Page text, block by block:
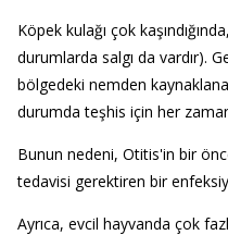
Köpek kulağı çok
durumlarda salgı da vardır).
bölgedeki nemden
durumda teşhis için her
Bunun nedeni, Otitis'in bir
tedavisi gerektiren bir
Ayrıca, evcil hayvanda çok